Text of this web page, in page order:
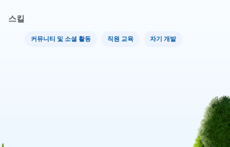
스킬
커뮤니티 및 소셜 활동 직원 교육 자기 개발